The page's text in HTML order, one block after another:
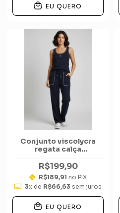
EU QUERO
Conjunto viscolycra
regata calça
R$199,90
R$189,91 no PIX
3x de R$66,63 sem juros
EU QUERO